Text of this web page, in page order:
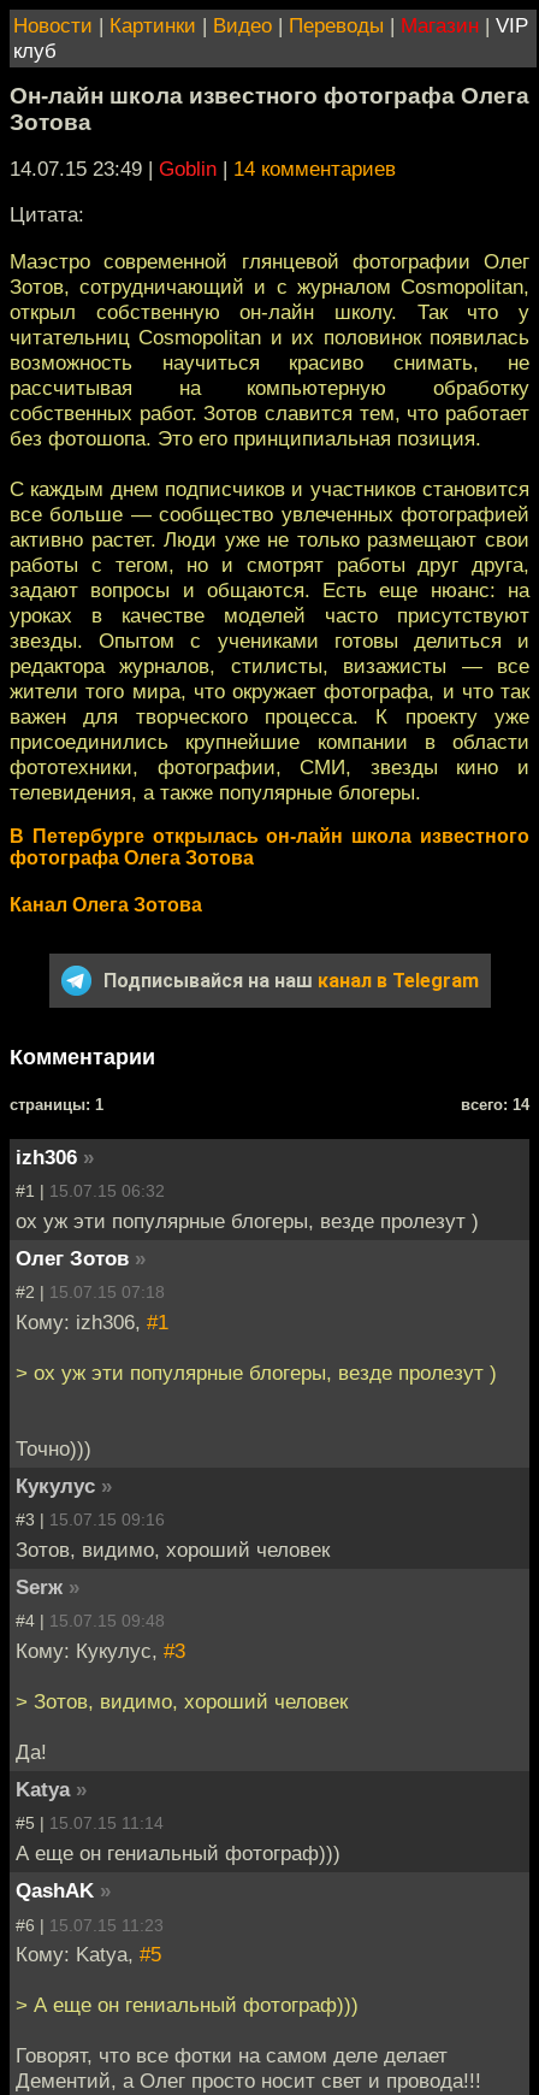
Новости | Картинки | Видео | Переводы | Магазин | VIP
клуб
Он-лайн школа известного фотографа Олега
Зотова
14.07.15 23:49 | Goblin | 14 комментариев
Цитата:
Маэстро современной глянцевой фотографии Олег
Зотов, сотрудничающий и с журналом Cosmopolitan,
открыл собственную он-лайн школу. Так что у
читательниц Cosmopolitan и их половинок появилась
возможность научиться красиво снимать, не
рассчитывая на компьютерную обработку
собственных работ. Зотов славится тем, что работает
без фотошопа. Это его принципиальная позиция.
С каждым днем подписчиков и участников становится
все больше — сообщество увлеченных фотографией
активно растет. Люди уже не только размещают свои
работы с тегом, но и смотрят работы друг друга,
задают вопросы и общаются. Есть еще нюанс: на
уроках в качестве моделей часто присутствуют
звезды. Опытом с учениками готовы делиться и
редактора журналов, стилисты, визажисты — все
жители того мира, что окружает фотографа, и что так
важен для творческого процесса. К проекту уже
присоединились крупнейшие компании в области
фототехники, фотографии, СМИ, звезды кино и
телевидения, а также популярные блогеры.
В Петербурге открылась он-лайн школа известного
фотографа Олега Зотова
Канал Олега Зотова
Подписывайся на наш канал в Telegram
Комментарии
cтраницы: 1 всего: 14
izh306 »
#1 | 15.07.15 06:32
ох уж эти популярные блогеры, везде пролезут )
Олег Зотов »
#2 | 15.07.15 07:18
Кому: izh306, #1
> ох уж эти популярные блогеры, везде пролезут )
Точно)))
Кукулус »
#3 | 15.07.15 09:16
Зотов, видимо, хороший человек
Serж »
#4 | 15.07.15 09:48
Кому: Кукулус, #3
> Зотов, видимо, хороший человек
Да!
Katya »
#5 | 15.07.15 11:14
А еще он гениальный фотограф)))
QashAK »
#6 | 15.07.15 11:23
Кому: Katya, #5
> А еще он гениальный фотограф)))
Говорят, что все фотки на самом деле делает
Дементий, а Олег просто носит свет и провода!!!